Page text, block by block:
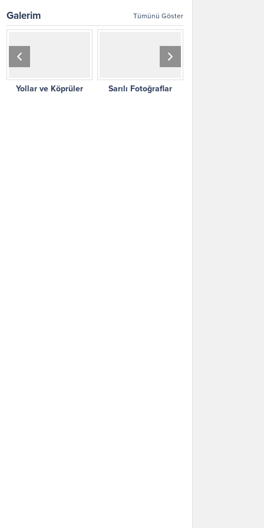
Kahramanmaraş’ta başlayan
ÖZDENÖREN, babasının
öğrenimini Malatya, Tunceli ve
İstanbul gibi ayrı şehirlerde
İstanbul Üniversitesi Felsefe
Galerim Tümünü Göster
Yollar ve Köprüler Sarılı Fotoğraflar